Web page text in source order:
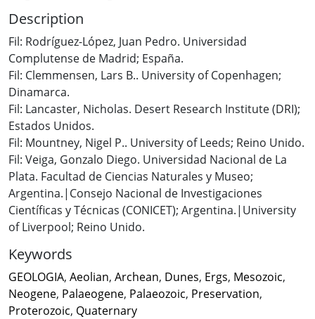
Description
Fil: Rodríguez-López, Juan Pedro. Universidad
Complutense de Madrid; España.
Fil: Clemmensen, Lars B.. University of Copenhagen;
Dinamarca.
Fil: Lancaster, Nicholas. Desert Research Institute (DRI);
Estados Unidos.
Fil: Mountney, Nigel P.. University of Leeds; Reino Unido.
Fil: Veiga, Gonzalo Diego. Universidad Nacional de La
Plata. Facultad de Ciencias Naturales y Museo;
Argentina.|Consejo Nacional de Investigaciones
Científicas y Técnicas (CONICET); Argentina.|University
of Liverpool; Reino Unido.
Keywords
GEOLOGIA, Aeolian, Archean, Dunes, Ergs, Mesozoic,
Neogene, Palaeogene, Palaeozoic, Preservation,
Proterozoic, Quaternary